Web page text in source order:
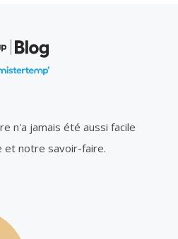
n'a jamais été aussi facile
et notre savoir-faire.